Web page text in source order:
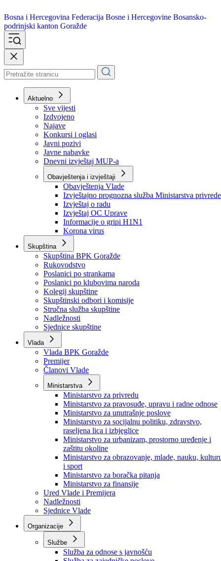
Bosna i Hercegovina
podrinjski kanton Goražde
Aktuelno
Sve vijesti
Izdvojeno
Najave
Konkursi i oglasi
Javni pozivi
Javne nabavke
Dnevni izvještaj MUP-a
Obavještenja i izvještaji
Obavještenja Vlade
Izvještajno prognozna služba Ministarstva privrede
Izvještaj o radu
Izvještaj OC Uprave
Informacije o gripi H1N1
Korona virus
Skupština
Skupština BPK Goražde
Rukovodstvo
Poslanici po strankama
Poslanici po klubovima naroda
Kolegij skupštine
Skupštinski odbori i komisije
Stručna služba skupštine
Nadležnosti
Sjednice skupštine
Vlada
Vlada BPK Goražde
Premijer
Članovi Vlade
Ministarstva
Ministarstvo za privredu
Ministarstvo za pravosuđe, upravu i radne odnose
Ministarstvo za unutrašnje poslove
Ministarstvo za socijalnu politiku, zdravstvo,
raseljena lica i izbjeglice
Ministarstvo za urbanizam, prostorno uređenje i
zaštitu okoline
Ministarstvo za obrazovanje, mlade, nauku,
i sport
Ministarstvo za boračka pitanja
Ministarstvo za finansije
Ured Vlade i Premijera
Nadležnosti
Sjednice Vlade
Organizacije